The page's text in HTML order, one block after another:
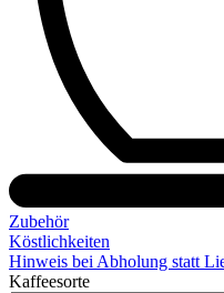
Zubehör
Köstlichkeiten
Hinweis bei Abholung statt
Kaffeesorte